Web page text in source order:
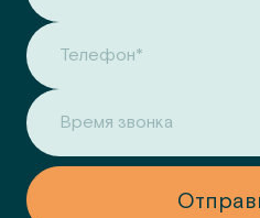
Телефон*
Время звонка